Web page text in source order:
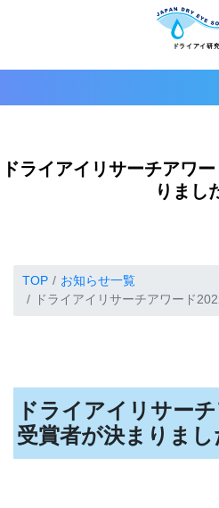
ドライアイリサーチアワ
りまし
TOP
お知らせ一覧
ドライアイリサーチアワード
ドライアイリサー
受賞者が決まりまし